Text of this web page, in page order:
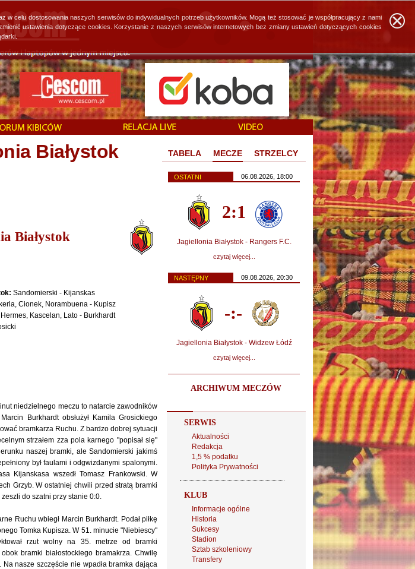
Białystok
Białystok
Sandomierski - Kijanskas
Cionek, Norambuena - Kupisz
Kascelan, Lato - Burkhardt
niedzielnego meczu to natarcie zawodników
Burkhardt obsłużył Kamila Grosickiego
bramkarza Ruchu. Z bardzo dobrej sytuacji
strzałem zza pola karnego "popisał się"
naszej bramki, ale Sandomierski jakimś
był faulami i odgwizdanymi spalonymi.
Kijanskasa wszedł Tomasz Frankowski. W
Grzyb. W ostatniej chwili przed stratą bramki
zeszli do szatni przy stanie 0:0.
Ruchu wbiegł Marcin Burkhardt. Podał piłkę
Tomka Kupisza. W 51. minucie "Niebiescy"
rzut wolny na 35. metrze od bramki
bramki białostockiego bramakrza. Chwilę
nasze szczęście nie wpadła bramka dająca
TABELA MECZE STRZELCY
OSTATNI 06.08.2026, 18:00
2:1
Jagiellonia Białystok - Rangers F.C.
czytaj więcej...
NASTĘPNY 09.08.2026, 20:30
-:-
Jagiellonia Białystok - Widzew Łódź
czytaj więcej...
ARCHIWUM MECZÓW
SERWIS
Aktualności
Redakcja
1,5 % podatku
Polityka Prywatności
KLUB
Informacje ogólne
Historia
Sukcesy
Stadion
Sztab szkoleniowy
Transfery
celu dostosowania naszych serwisów do indywidualnych potrzeb użytkowników. Mogą też stosować je współpracujący z nami
ustawienia dotyczące cookies. Korzystanie z naszych serwisów internetowych bez zmiany ustawień dotyczących cookies